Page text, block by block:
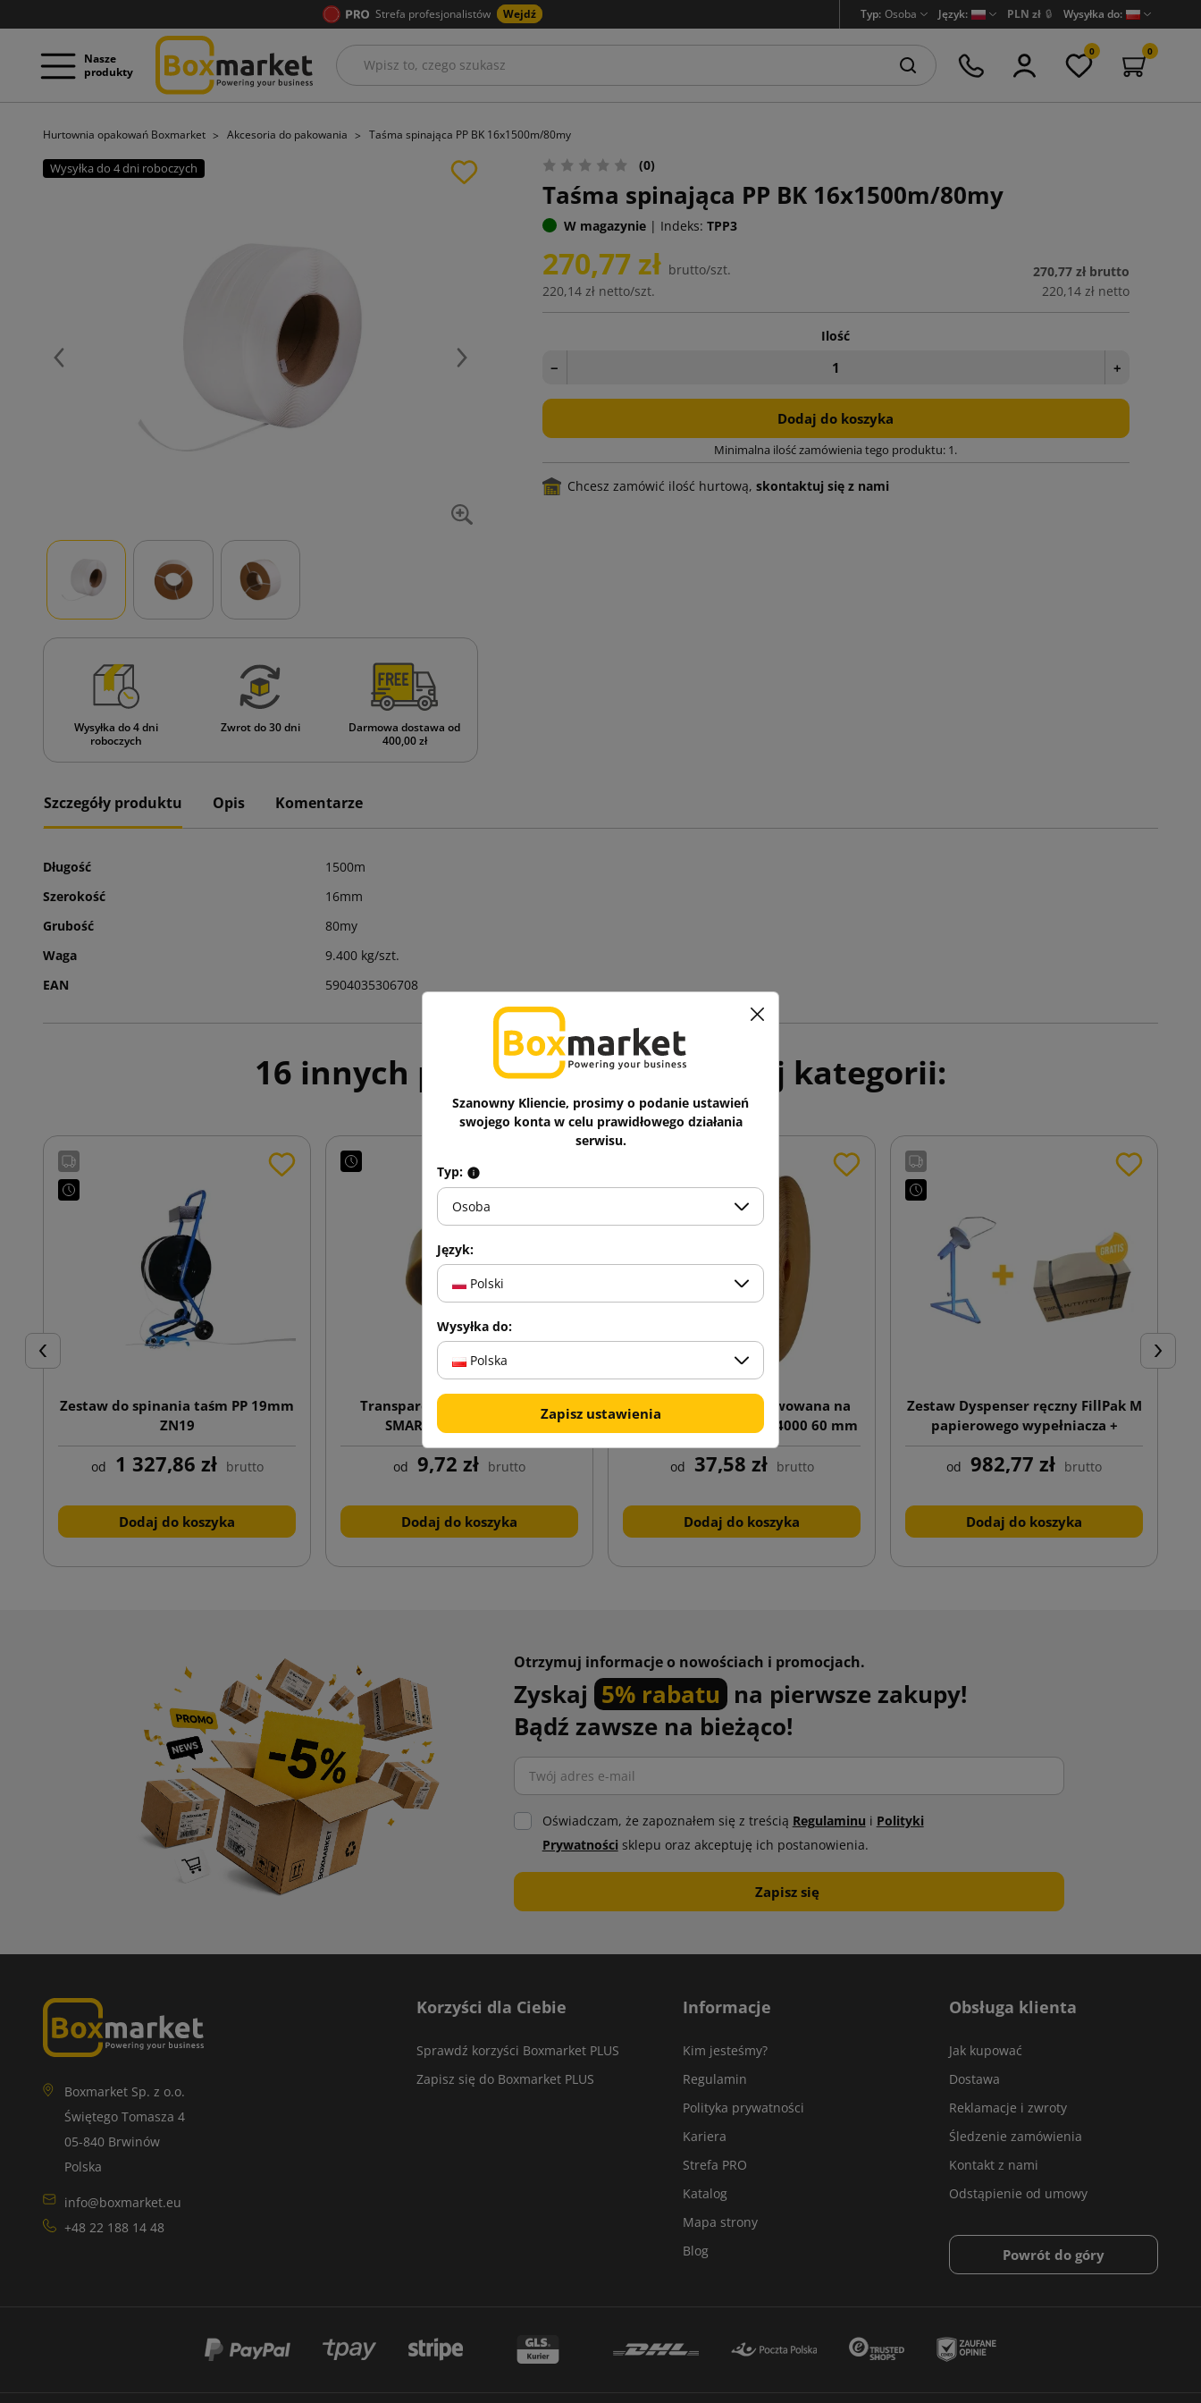
Strefa profesjonalistów Wejdź Typ: Osoba Język: PLN zł 🔒 Wysyłka do:
Nasze
produkty
0 0
Hurtownia opakowań Boxmarket Akcesoria do pakowania Taśma spinająca PP BK 16x1500m/80my
Wysyłka do 4 dni roboczych
Poprzedni Następny
Wysyłka do 4 dni
roboczych
Zwrot do 30 dni
Darmowa dostawa od
400,00 zł
(0)
Taśma spinająca PP BK 16x1500m/80my
W magazynie| Indeks: TPP3
270,77 zł brutto/szt.
220,14 zł netto/szt.
270,77 zł brutto
220,14 zł netto
Ilość
− +
Dodaj do koszyka
Minimalna ilość zamówienia tego produktu: 1.
Chcesz zamówić ilość hurtową, skontaktuj się z nami
Szczegóły produktu Opis Komentarze
Długość
1500m
Szerokość
16mm
Grubość
80my
Waga
9.400 kg/szt.
EAN
5904035306708
16 innych produktów w tej samej kategorii:
Poprzedni
Zestaw do spinania taśm PP 19mm
ZN19
od 1 327,86 zł brutto
Dodaj do koszyka
Transparentna taśma klejąca
SMART Solvent 48/148
od 9,72 zł brutto
Dodaj do koszyka
Taśma zbrojona aktywowana na
mokro do maszyny NK4000 60 mm
x 200 mb
od 37,58 zł brutto
Dodaj do koszyka
Zestaw Dyspenser ręczny FillPak M
papierowego wypełniacza +
Papierowy wypełniacz Greenline
70g 350x380
od 982,77 zł brutto
Dodaj do koszyka
Otrzymuj informacje o nowościach i promocjach.
Zyskaj 5% rabatu na pierwsze zakupy!
Bądź zawsze na bieżąco!
Oświadczam, że zapoznałem się z treścią Regulaminu i Polityki
Prywatności sklepu oraz akceptuję ich postanowienia.
Boxmarket Sp. z o.o.
Świętego Tomasza 4
05-840 Brwinów
Polska
info@boxmarket.eu
+48 22 188 14 48
Korzyści dla Ciebie
Sprawdź korzyści Boxmarket PLUS
Zapisz się do Boxmarket PLUS
Informacje
Kim jesteśmy?
Regulamin
Polityka prywatności
Kariera
Strefa PRO
Katalog
Mapa strony
Blog
Obsługa klienta
Jak kupować
Dostawa
Reklamacje i zwroty
Śledzenie zamówienia
Kontakt z nami
Odstąpienie od umowy
Powrót do góry
Szanowny Kliencie, prosimy o podanie ustawień
swojego konta w celu prawidłowego działania
serwisu.
Typ:
Osoba
Język:
Polski
Wysyłka do:
Polska
Zapisz ustawienia